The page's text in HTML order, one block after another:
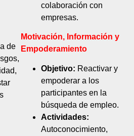
de
colaboración con
empresas.
Motivación, Información y
Empoderamiento
Objetivo: Reactivar y
empoderar a los
participantes en la
búsqueda de empleo.
Actividades:
Autoconocimiento,